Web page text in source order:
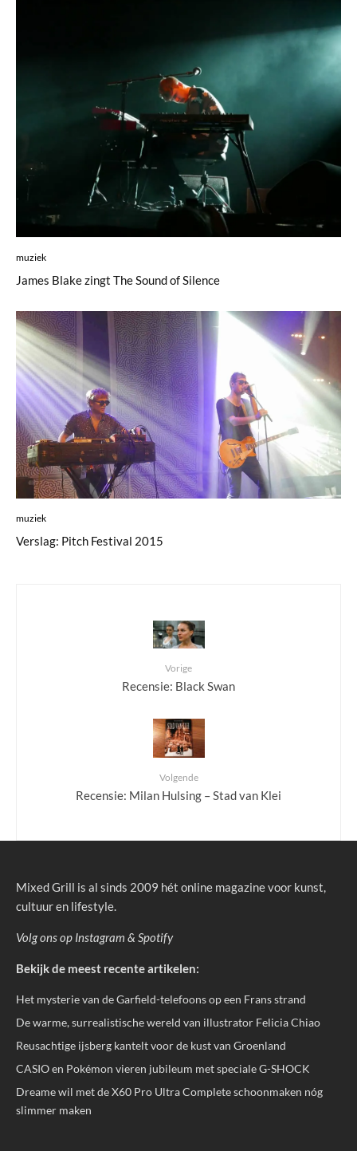
muziek
James Blake zingt The Sound of Silence
muziek
Verslag: Pitch Festival 2015
Vorige
Recensie: Black Swan
Volgende
Recensie: Milan Hulsing – Stad van Klei
Mixed Grill is al sinds 2009 hét online magazine voor kunst,
cultuur en lifestyle.
Volg ons op Instagram & Spotify
Bekijk de meest recente artikelen:
Het mysterie van de Garfield-telefoons op een Frans strand
De warme, surrealistische wereld van illustrator Felicia Chiao
Reusachtige ijsberg kantelt voor de kust van Groenland
CASIO en Pokémon vieren jubileum met speciale G-SHOCK
Dreame wil met de X60 Pro Ultra Complete schoonmaken nóg
slimmer maken